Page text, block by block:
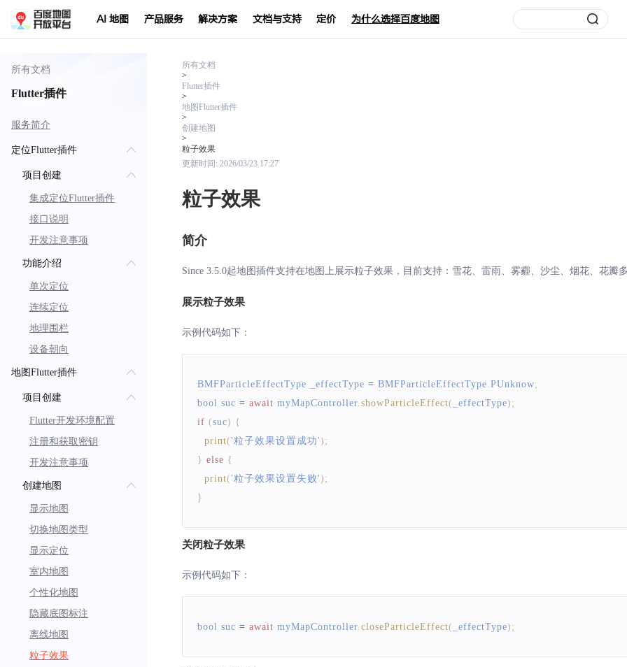
AI 地图 产品服务 解决方案 文档与支持 定价 为什么选择百度地图
所有文档
Flutter插件
服务简介
定位Flutter插件
项目创建
集成定位Flutter插件
接口说明
开发注意事项
功能介绍
单次定位
连续定位
地理围栏
设备朝向
地图Flutter插件
项目创建
Flutter开发环境配置
注册和获取密钥
开发注意事项
创建地图
显示地图
切换地图类型
显示定位
室内地图
个性化地图
隐藏底图标注
离线地图
粒子效果
所有文档
>
Flutter插件
>
地图Flutter插件
>
创建地图
>
粒子效果
更新时间: 2026/03/23 17:27
粒子效果
简介
Since 3.5.0起地图插件支持在地图上展示粒子效果，目前支持：雪花、雷雨、雾霾、沙尘、烟花、花瓣
展示粒子效果
示例代码如下：
BMFParticleEffectType _effectType = BMFParticleEffectType PUnknow;
bool suc = await myMapController showParticleEffect( _effectType) ;
if (suc) {
print('粒子效果设置成功') ;
} else {
print('粒子效果设置失败') ;
}
关闭粒子效果
示例代码如下：
bool suc = await myMapController closeParticleEffect( _effectType) ;